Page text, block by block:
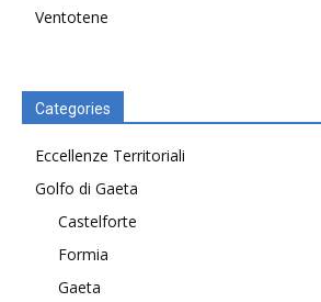
Ventotene
Categories
Eccellenze Territoriali
Golfo di Gaeta
Castelforte
Formia
Gaeta